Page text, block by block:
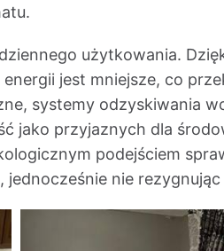
użytkowania.
jest mniejsze, co
systemy odzyskiwania
jako przyjaznych dla
podejściem
jednocześnie nie